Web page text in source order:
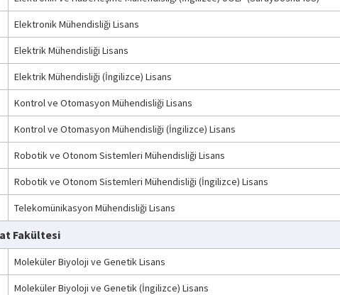
Elektronik Mühendisliği Lisans
Elektrik Mühendisliği Lisans
Elektrik Mühendisliği (İngilizce) Lisans
Kontrol ve Otomasyon Mühendisliği Lisans
Kontrol ve Otomasyon Mühendisliği (İngilizce) Lisans
Robotik ve Otonom Sistemleri Mühendisliği Lisans
Robotik ve Otonom Sistemleri Mühendisliği (İngilizce) Lisans
Telekomünikasyon Mühendisliği Lisans
Fakültesi
Moleküler Biyoloji ve Genetik Lisans
Moleküler Biyoloji ve Genetik (İngilizce) Lisans